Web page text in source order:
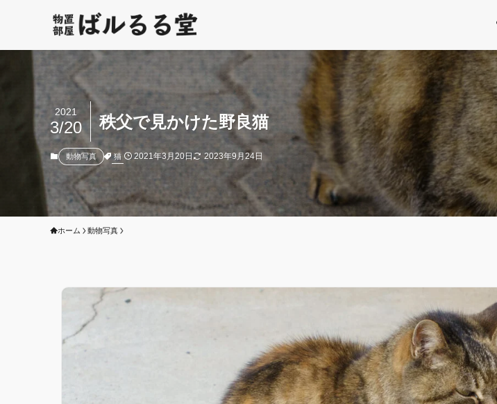
秩父で見かけた野良猫
2021
3/20
動物写真 猫 2021年3月20日 2023年9月24日
ホーム 動物写真